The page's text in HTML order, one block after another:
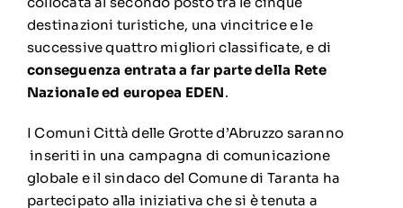
destinazioni turistiche, una vincitrice e le
successive quattro migliori classificate, e di
conseguenza entrata a far parte della Rete
Nazionale ed europea EDEN.
I Comuni Città delle Grotte d’Abruzzo saranno
inseriti in una campagna di comunicazione
globale e il sindaco del Comune di Taranta ha
partecipato alla iniziativa che si è tenuta a